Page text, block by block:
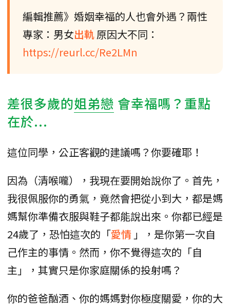
編輯推薦》婚姻幸福的人也會外遇？兩性
專家：男女出軌原因大不同：
https://reurl.cc/Re2LMn
差很多歲的姐弟戀 會幸福嗎？重點
在於...
這位同學，公正客觀的建議嗎？你要確耶！
因為（清喉嚨），我現在要開始說你了。首先，
我很佩服你的勇氣，竟然會把從小到大，都是媽
媽幫你準備衣服與鞋子都能說出來。你都已經是
24歲了，恐怕這次的「愛情 」，是你第一次自
己作主的事情。然而，你不覺得這次的「自
主」，其實只是你家庭關係的投射嗎？
你的爸爸酗酒、你的媽媽對你極度關愛，你的大